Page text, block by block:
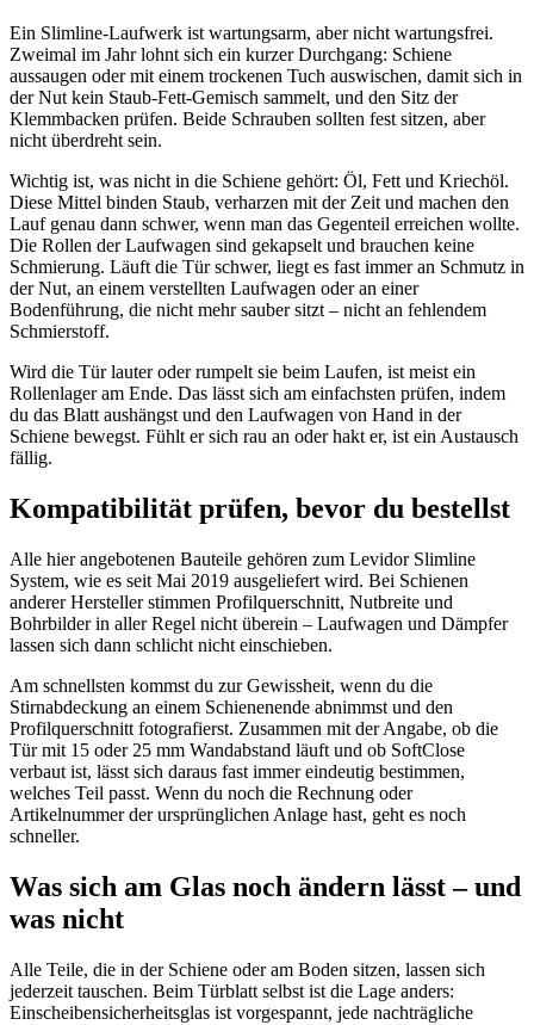
Ein Slimline-Laufwerk ist wartungsarm, aber nicht wartungsfrei.
Zweimal im Jahr lohnt sich ein kurzer Durchgang: Schiene
aussaugen oder mit einem trockenen Tuch auswischen, damit sich in
der Nut kein Staub-Fett-Gemisch sammelt, und den Sitz der
Klemmbacken prüfen. Beide Schrauben sollten fest sitzen, aber
nicht überdreht sein.
Wichtig ist, was nicht in die Schiene gehört: Öl, Fett und Kriechöl.
Diese Mittel binden Staub, verharzen mit der Zeit und machen den
Lauf genau dann schwer, wenn man das Gegenteil erreichen wollte.
Die Rollen der Laufwagen sind gekapselt und brauchen keine
Schmierung. Läuft die Tür schwer, liegt es fast immer an Schmutz in
der Nut, an einem verstellten Laufwagen oder an einer
Bodenführung, die nicht mehr sauber sitzt – nicht an fehlendem
Schmierstoff.
Wird die Tür lauter oder rumpelt sie beim Laufen, ist meist ein
Rollenlager am Ende. Das lässt sich am einfachsten prüfen, indem
du das Blatt aushängst und den Laufwagen von Hand in der
Schiene bewegst. Fühlt er sich rau an oder hakt er, ist ein Austausch
fällig.
Kompatibilität prüfen, bevor du bestellst
Alle hier angebotenen Bauteile gehören zum Levidor Slimline
System, wie es seit Mai 2019 ausgeliefert wird. Bei Schienen
anderer Hersteller stimmen Profilquerschnitt, Nutbreite und
Bohrbilder in aller Regel nicht überein – Laufwagen und Dämpfer
lassen sich dann schlicht nicht einschieben.
Am schnellsten kommst du zur Gewissheit, wenn du die
Stirnabdeckung an einem Schienenende abnimmst und den
Profilquerschnitt fotografierst. Zusammen mit der Angabe, ob die
Tür mit 15 oder 25 mm Wandabstand läuft und ob SoftClose
verbaut ist, lässt sich daraus fast immer eindeutig bestimmen,
welches Teil passt. Wenn du noch die Rechnung oder
Artikelnummer der ursprünglichen Anlage hast, geht es noch
schneller.
Was sich am Glas noch ändern lässt – und
was nicht
Alle Teile, die in der Schiene oder am Boden sitzen, lassen sich
jederzeit tauschen. Beim Türblatt selbst ist die Lage anders:
Einscheibensicherheitsglas ist vorgespannt, jede nachträgliche